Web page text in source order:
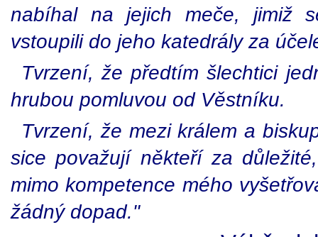
nabíhal na jejich meče, jimiž
vstoupili do jeho katedrály za
Tvrzení, že předtím šlechtici
hrubou pomluvou od Věstníku.
Tvrzení, že mezi králem a
sice považují někteří za
mimo kompetence mého
žádný dopad."